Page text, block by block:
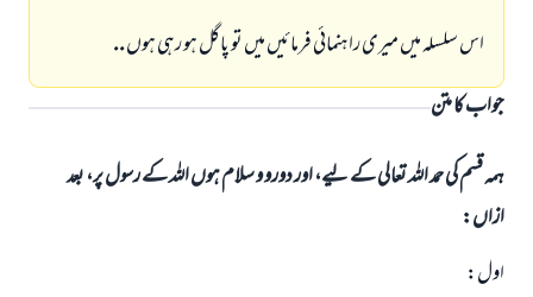
اس سلسلہ ميں ميرى راہنمائى فرمائيں ميں تو پاگل ہو رہى ہوں ..
جواب کا متن
ہمہ قسم کی حمد اللہ تعالی کے لیے، اور دورو و سلام ہوں اللہ کے رسول پر، بعد
ازاں:
اول: